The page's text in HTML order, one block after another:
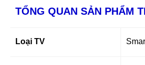
TỔNG QUAN SẢN PHẨM
Loại TV